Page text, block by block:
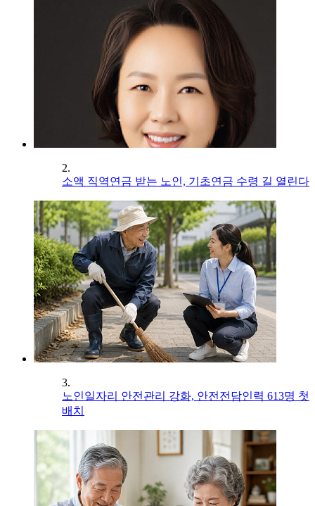
2.
소액 직역연금 받는 노인, 기초연금 수령 길 열린다
3.
노인일자리 안전관리 강화, 안전전담인력 613명 첫
배치